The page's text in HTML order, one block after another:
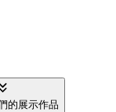
的展示作品